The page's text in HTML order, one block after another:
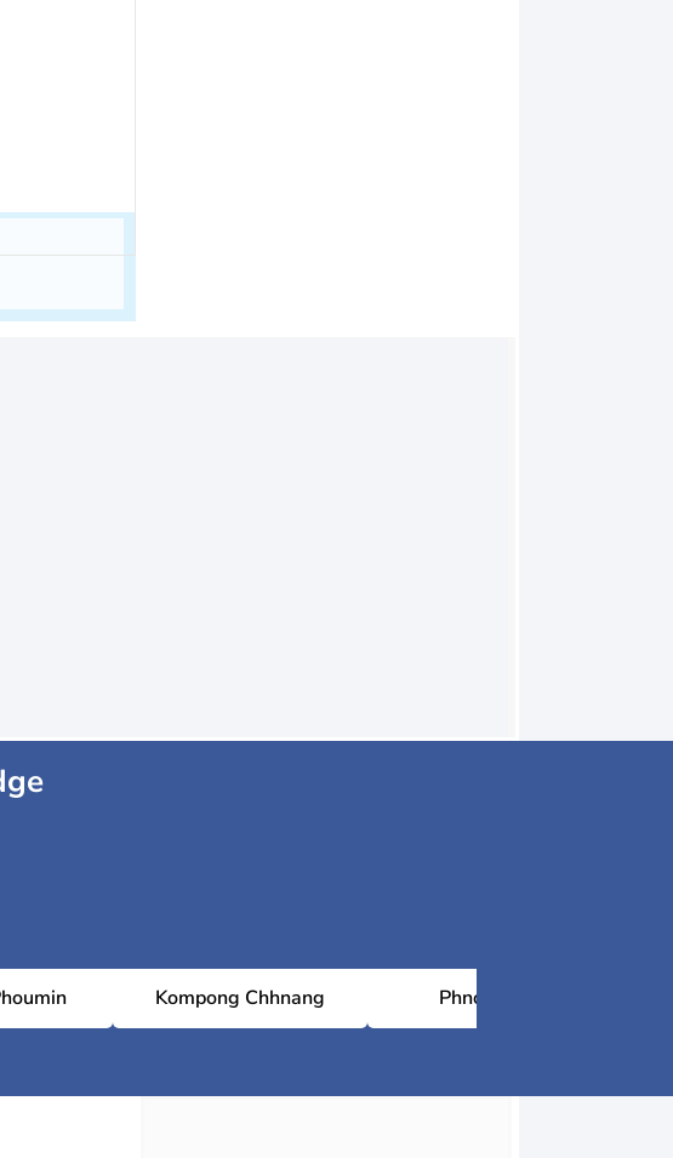
Kompong Chhnang Phnom Penh